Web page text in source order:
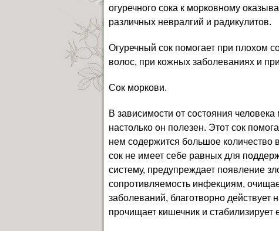
огуречного сока к морковному
различных невралгий и радикулитов.
Огуречный сок помогает при плохом
волос, при кожных заболеваниях и
Сок моркови.
В зависимости от состояния
настолько он полезен. Этот сок
нем содержится большое
сок не имеет себе равных для
систему, предупреждает появление
сопротивляемость инфекциям,
заболеваний, благотворно действует
прочищает кишечник и стабилизирует